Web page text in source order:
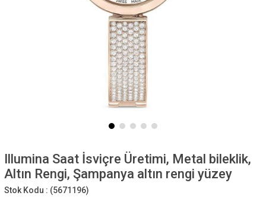
Illumina Saat İsviçre Üretimi, Metal bileklik,
Altın Rengi, Şampanya altın rengi yüzey
Stok Kodu : (5671196)